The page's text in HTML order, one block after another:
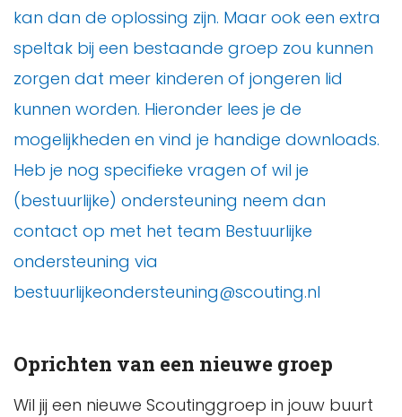
kan dan de oplossing zijn. Maar ook een extra
speltak bij een bestaande groep zou kunnen
zorgen dat meer kinderen of jongeren lid
kunnen worden. Hieronder lees je de
mogelijkheden en vind je handige downloads.
Heb je nog specifieke vragen of wil je
(bestuurlijke) ondersteuning neem dan
contact op met het team Bestuurlijke
ondersteuning via
bestuurlijkeondersteuning@scouting.nl
Oprichten van een nieuwe groep
Wil jij een nieuwe Scoutinggroep in jouw buurt